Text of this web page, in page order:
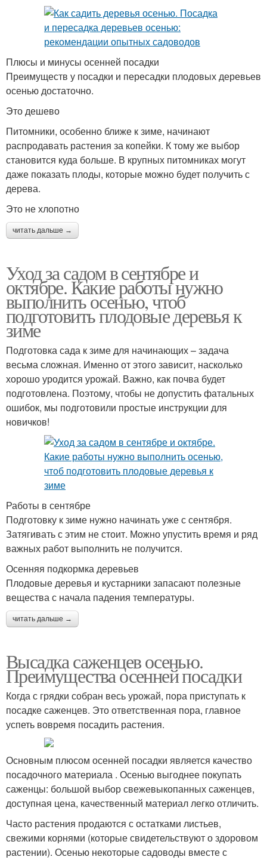
Плюсы и минусы осенней посадки
Преимуществ у посадки и пересадки плодовых деревьев
осенью достаточно.
Это дешево
Питомники, особенно ближе к зиме, начинают
распродавать растения за копейки. К тому же выбор
становится куда больше. В крупных питомниках могут
даже показать плоды, которые можно будет получить с
дерева.
Это не хлопотно
читать дальше →
Уход за садом в сентябре и
октябре. Какие работы нужно
выполнить осенью, чтоб
подготовить плодовые деревья к
зиме
Подготовка сада к зиме для начинающих – задача
весьма сложная. Именно от этого зависит, насколько
хорошо уродится урожай. Важно, как почва будет
подготовлена. Поэтому, чтобы не допустить фатальных
ошибок, мы подготовили простые инструкции для
новичков!
Работы в сентябре
Подготовку к зиме нужно начинать уже с сентября.
Затягивать с этим не стоит. Можно упустить время и ряд
важных работ выполнить не получится.
Осенняя подкормка деревьев
Плодовые деревья и кустарники запасают полезные
вещества с начала падения температуры.
читать дальше →
Высадка саженцев осенью.
Преимущества осенней посадки
Когда с грядки собран весь урожай, пора приступать к
посадке саженцев. Это ответственная пора, главное
успеть вовремя посадить растения.
Основным плюсом осенней посадки является качество
посадочного материала . Осенью выгоднее покупать
саженцы: большой выбор свежевыкопанных саженцев,
доступная цена, качественный материал легко отличить.
Часто растения продаются с остатками листьев,
свежими корнями (которые свидетельствуют о здоровом
растении). Осенью некоторые садоводы вместе с